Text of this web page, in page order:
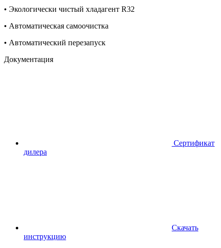
• Экологически чистый хладагент R32
• Автоматическая самоочистка
• Автоматический перезапуск
Документация
Сертификат
дилера
Скачать
инструкцию